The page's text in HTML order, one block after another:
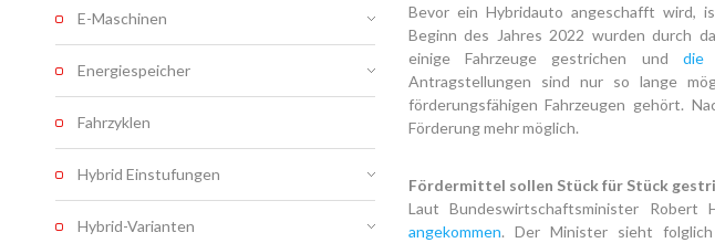
Bevor ein Hybridauto angeschafft wird,
Beginn des Jahres 2022 wurden durch
einige Fahrzeuge gestrichen unddie
Antragstellungen sind nur so lange
förderungsfähigen Fahrzeugen gehört.
Förderung mehr möglich.
Fördermittel sollen Stück für Stück
Laut Bundeswirtschaftsminister Robert
angekommen. Der Minister sieht folglich
E-Maschinen
Energiespeicher
Fahrzyklen
Hybrid Einstufungen
Hybrid-Varianten